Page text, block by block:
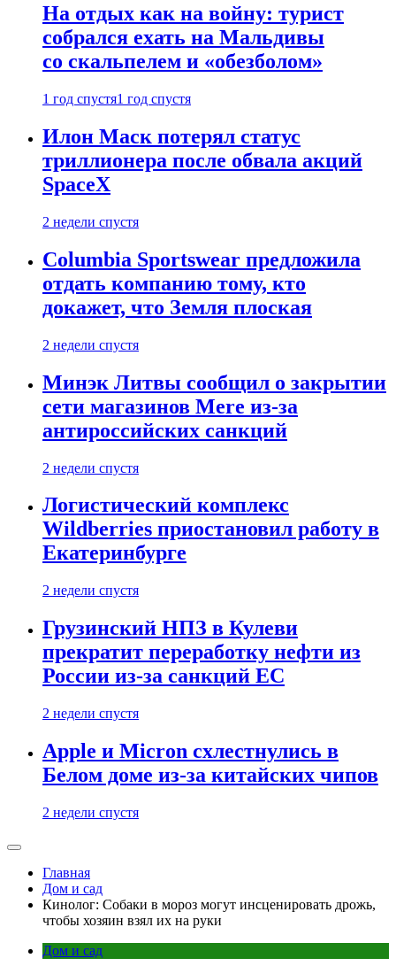
На отдых как на войну: турист
собрался ехать на Мальдивы
со скальпелем и «обезболом»
1 год спустя1 год спустя
Илон Маск потерял статус
триллионера после обвала акций
SpaceX
2 недели спустя
Columbia Sportswear предложила
отдать компанию тому, кто
докажет, что Земля плоская
2 недели спустя
Минэк Литвы сообщил о закрытии
сети магазинов Mere из-за
антироссийских санкций
2 недели спустя
Логистический комплекс
Wildberries приостановил работу в
Екатеринбурге
2 недели спустя
Грузинский НПЗ в Кулеви
прекратит переработку нефти из
России из-за санкций ЕС
2 недели спустя
Apple и Micron схлестнулись в
Белом доме из-за китайских чипов
2 недели спустя
Главная
Дом и сад
Кинолог: Собаки в мороз могут инсценировать дрожь,
чтобы хозяин взял их на руки
Дом и сад